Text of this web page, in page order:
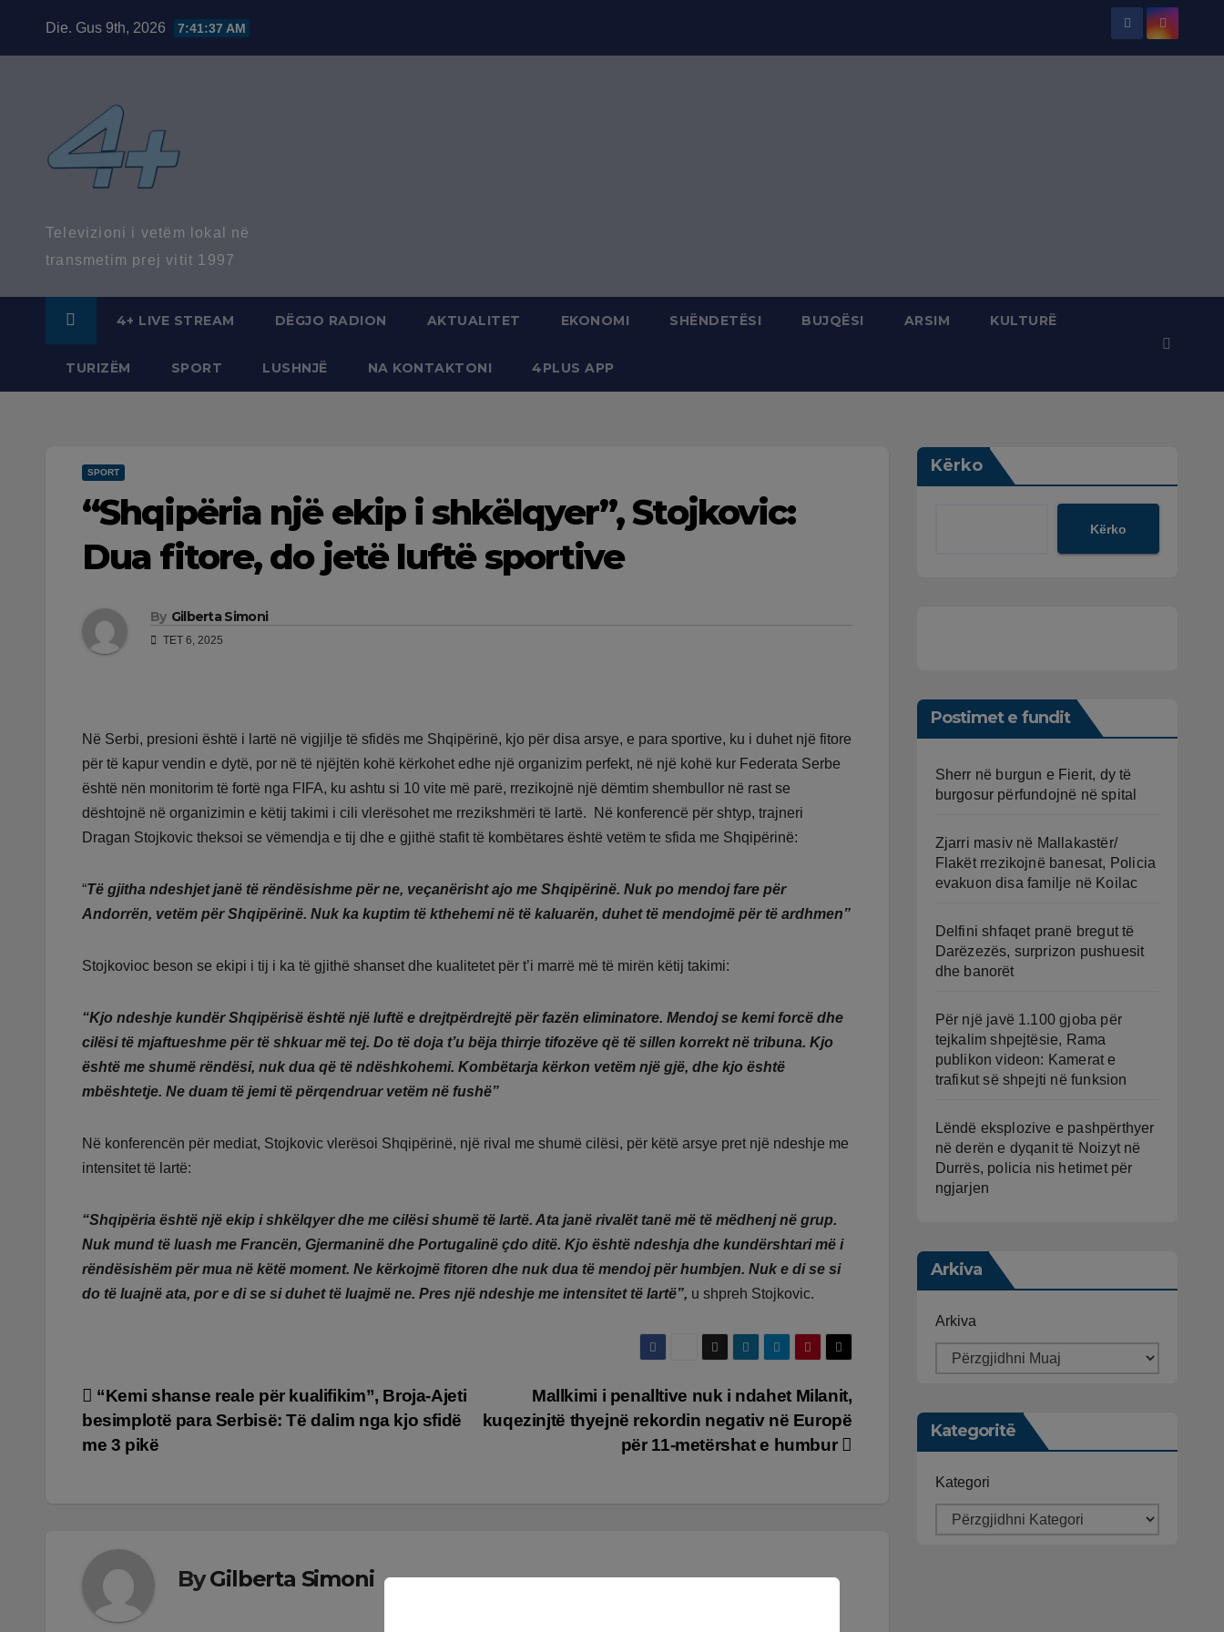
Die. Gus 9th, 2026 7:41:38 AM
Televizioni i vetëm lokal në
transmetim prej vitit 1997
4+ LIVE STREAM DËGJO RADION AKTUALITET EKONOMI SHËNDETËSI BUJQËSI ARSIM KULTURË
TURIZËM SPORT LUSHNJË NA KONTAKTONI 4PLUS APP
SPORT
“Shqipëria një ekip i shkëlqyer”, Stojkovic:
Dua fitore, do jetë luftë sportive
By Gilberta Simoni
TET 6, 2025
Në Serbi, presioni është i lartë në vigjilje të sfidës me Shqipërinë, kjo për disa arsye, e para sportive, ku i duhet një fitore
për të kapur vendin e dytë, por në të njëjtën kohë kërkohet edhe një organizim perfekt, në një kohë kur Federata Serbe
është nën monitorim të fortë nga FIFA, ku ashtu si 10 vite më parë, rrezikojnë një dëmtim shembullor në rast se
dështojnë në organizimin e këtij takimi i cili vlerësohet me rrezikshmëri të lartë. Në konferencë për shtyp, trajneri
Dragan Stojkovic theksoi se vëmendja e tij dhe e gjithë stafit të kombëtares është vetëm te sfida me Shqipërinë:
“Të gjitha ndeshjet janë të rëndësishme për ne, veçanërisht ajo me Shqipërinë. Nuk po mendoj fare për
Andorrën, vetëm për Shqipërinë. Nuk ka kuptim të kthehemi në të kaluarën, duhet të mendojmë për të ardhmen”
Stojkovioc beson se ekipi i tij i ka të gjithë shanset dhe kualitetet për t’i marrë më të mirën këtij takimi:
“Kjo ndeshje kundër Shqipërisë është një luftë e drejtpërdrejtë për fazën eliminatore. Mendoj se kemi forcë dhe
cilësi të mjaftueshme për të shkuar më tej. Do të doja t’u bëja thirrje tifozëve që të sillen korrekt në tribuna. Kjo
është me shumë rëndësi, nuk dua që të ndëshkohemi. Kombëtarja kërkon vetëm një gjë, dhe kjo është
mbështetje. Ne duam të jemi të përqendruar vetëm në fushë”
Në konferencën për mediat, Stojkovic vlerësoi Shqipërinë, një rival me shumë cilësi, për këtë arsye pret një ndeshje me
intensitet të lartë:
“Shqipëria është një ekip i shkëlqyer dhe me cilësi shumë të lartë. Ata janë rivalët tanë më të mëdhenj në grup.
Nuk mund të luash me Francën, Gjermaninë dhe Portugalinë çdo ditë. Kjo është ndeshja dhe kundërshtari më i
rëndësishëm për mua në këtë moment. Ne kërkojmë fitoren dhe nuk dua të mendoj për humbjen. Nuk e di se si
do të luajnë ata, por e di se si duhet të luajmë ne. Pres një ndeshje me intensitet të lartë”, u shpreh Stojkovic.
Lëvizje
te
Mallkimi i penalltive nuk i ndahet Milanit,
kuqezinjtë thyejnë rekordin negativ në Europë
për 11-metërshat e humbur
“Kemi shanse reale për kualifikim”, Broja-Ajeti
besimplotë para Serbisë: Të dalim nga kjo sfidë
me 3 pikë
ByGilberta Simoni
Kërko
Kërko
Postimet e fundit
Sherr në burgun e Fierit, dy të
burgosur përfundojnë në spital
Zjarri masiv në Mallakastër/
Flakët rrezikojnë banesat, Policia
evakuon disa familje në Koilac
Delfini shfaqet pranë bregut të
Darëzezës, surprizon pushuesit
dhe banorët
Për një javë 1.100 gjoba për
tejkalim shpejtësie, Rama
publikon videon: Kamerat e
trafikut së shpejti në funksion
Lëndë eksplozive e pashpërthyer
në derën e dyqanit të Noizyt në
Durrës, policia nis hetimet për
ngjarjen
Arkiva
Arkiva
Kategoritë
Kategori